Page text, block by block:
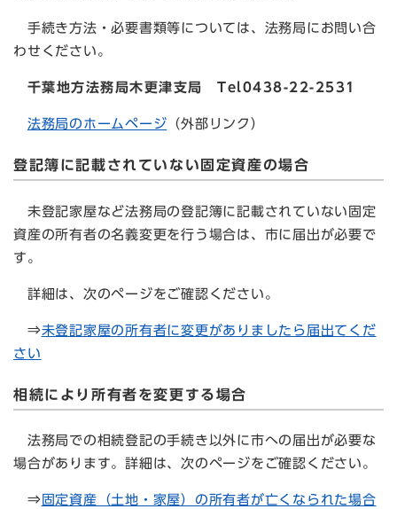
手続き方法・必要書類等については、法務局にお問い合
わせください。
千葉地方法務局木更津支局 Tel0438-22-2531
法務局のホームページ （外部リンク）​
登記簿に記載されていない固定資産の場合
未登記家屋など法務局の登記簿に記載されていない固定
資産の所有者の名義変更を行う場合は、市に届出が必要で
す。
詳細は、次のページをご確認ください。
⇒未登記家屋の所有者に変更がありましたら届出てくだ
さい
相続により所有者を変更する場合
法務局での相続登記の手続き以外に市への届出が必要な
場合があります。詳細は、次のページをご確認ください。
⇒ 固定資産（土地・家屋）の所有者が亡くなられた場合